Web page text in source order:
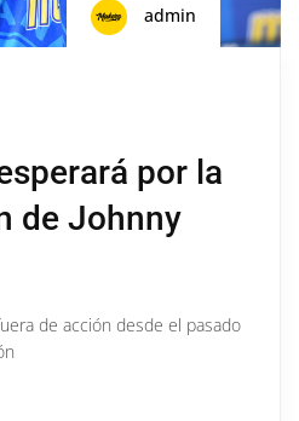
admin
por la
de Johnny
de acción desde el pasado